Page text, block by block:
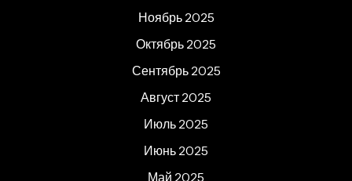
Ноябрь 2025
Октябрь 2025
Сентябрь 2025
Август 2025
Июль 2025
Июнь 2025
Май 2025